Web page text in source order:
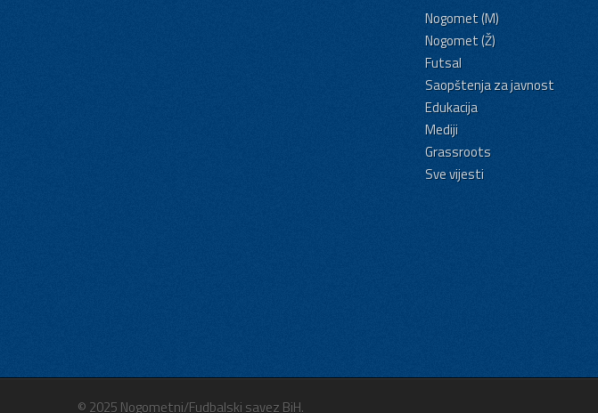
Nogomet (M)
Nogomet (Ž)
Futsal
Saopštenja za javnost
Edukacija
Mediji
Grassroots
Sve vijesti
© 2025 Nogometni/Fudbalski savez BiH.